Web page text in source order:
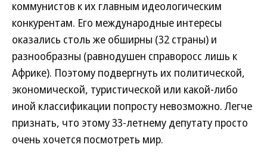
коммунистов к их главным идеологическим
конкурентам. Его международные интересы
оказались столь же обширны (32 страны) и
разнообразны (равнодушен справоросс лишь к
Африке). Поэтому подвергнуть их политической,
экономической, туристической или какой-либо
иной классификации попросту невозможно. Легче
признать, что этому 33-летнему депутату просто
очень хочется посмотреть мир.